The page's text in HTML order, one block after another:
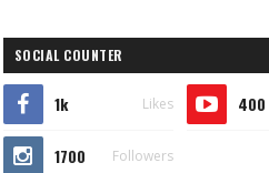
SOCIAL COUNTER
1k Likes 400
1700 Followers